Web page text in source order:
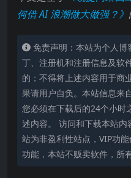
何借 AI 浪潮做大做强？》
免责声明：本站为个人
丁、注册机和注册信息及软
的；不得将上述内容用于商
果请用户自负。本站信息来
您必须在下载后的24个小时
述内容。 访问和下载本站
站为非盈利性站点，VIP功
功能，本站不贩卖软件，所